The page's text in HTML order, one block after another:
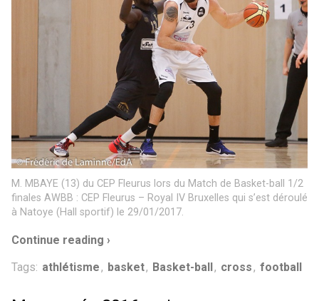
M. MBAYE (13) du CEP Fleurus lors du Match de Basket-ball 1/2
finales AWBB : CEP Fleurus – Royal IV Bruxelles qui s’est déroulé
à Natoye (Hall sportif) le 29/01/2017.
Continue reading ›
Tags: athlétisme, basket, Basket-ball, cross, football